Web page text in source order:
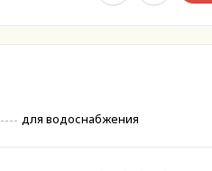
для водоснабжения